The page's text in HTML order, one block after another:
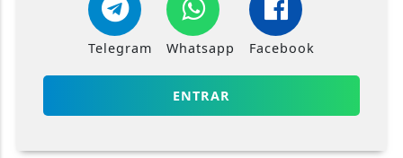
Telegram Whatsapp Facebook
ENTRAR